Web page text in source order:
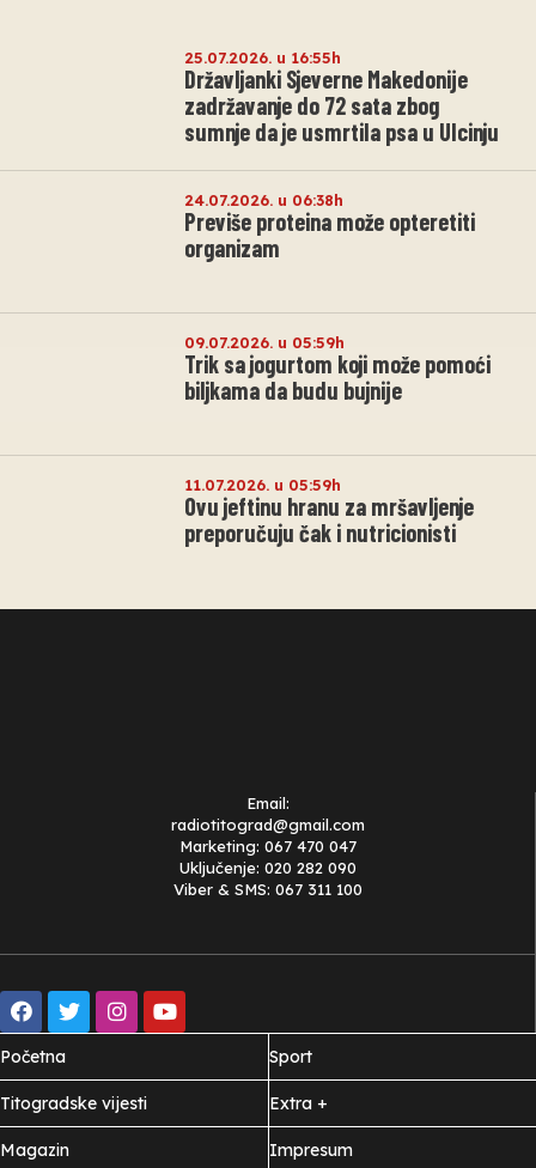
25.07.2026. u 16:55h
Državljanki Sjeverne Makedonije
zadržavanje do 72 sata zbog
sumnje da je usmrtila psa u Ulcinju
24.07.2026. u 06:38h
Previše proteina može opteretiti
organizam
09.07.2026. u 05:59h
Trik sa jogurtom koji može pomoći
biljkama da budu bujnije
11.07.2026. u 05:59h
Ovu jeftinu hranu za mršavljenje
preporučuju čak i nutricionisti
Email:
radiotitograd@gmail.com
Marketing: 067 470 047
Uključenje: 020 282 090
Viber & SMS: 067 311 100
Početna
Titogradske vijesti
Magazin
Sport
Extra +
Impresum